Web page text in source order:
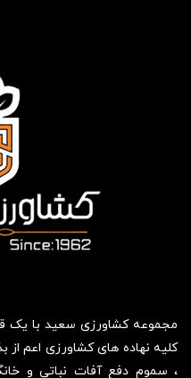
مجموعه کشاورزی سعید با یک
کلیه نهاده های کشاورزی اعم
، سموم دفع آفات نباتی و